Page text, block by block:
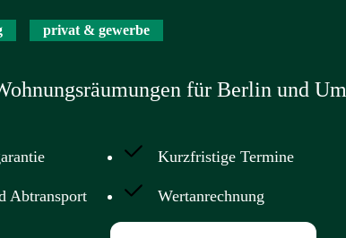
privat & gewerbe
für Berlin und
Abtransport
Kurzfristige Termine
Wertanrechnung